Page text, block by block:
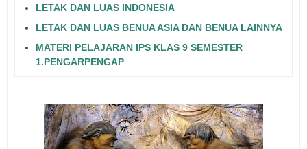
LETAK DAN LUAS INDONESIA
LETAK DAN LUAS BENUA ASIA DAN BENUA LAINNYA
MATERI PELAJARAN IPS KLAS 9 SEMESTER
1.PENGARPENGAP